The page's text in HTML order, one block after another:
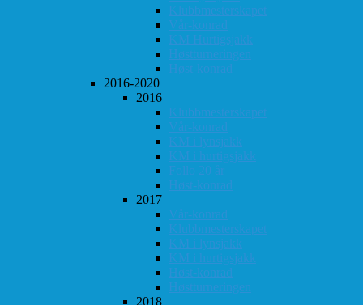
Klubbmesterskapet
Vår-konrad
KM Hurtigsjakk
Høstturneringen
Høst-konrad
2016-2020
2016
Klubbmesterskapet
Vår-konrad
KM i lynsjakk
KM i hurtigsjakk
Follo 20 år
Høst-konrad
2017
Vår-konrad
Klubbmesterskapet
KM i lynsjakk
KM i hurtigsjakk
Høst-konrad
Høstturneringen
2018